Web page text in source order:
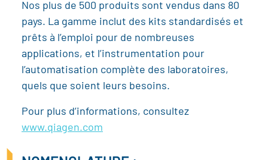
Nos plus de 500 produits sont vendus dans 80
pays. La gamme inclut des kits standardisés et
prêts à l’emploi pour de nombreuses
applications, et l’instrumentation pour
l’automatisation complète des laboratoires,
quels que soient leurs besoins.
Pour plus d’informations, consultez
www.qiagen.com